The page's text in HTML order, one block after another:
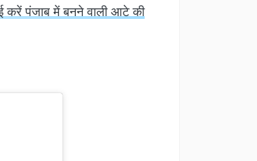
करें पंजाब में बनने वाली आटे की